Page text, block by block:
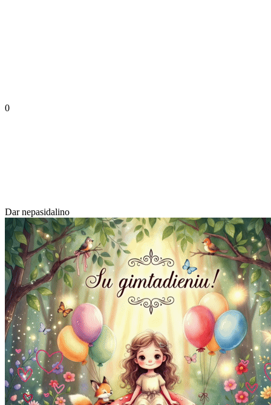
0
Dar nepasidalino